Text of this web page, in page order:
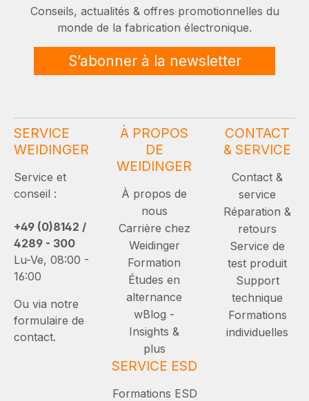
Conseils, actualités & offres promotionnelles du
monde de la fabrication électronique.
S’abonner à la newsletter
SERVICE
WEIDINGER
Service et
conseil :
+49 (0)8142 /
4289 - 300
Lu-Ve, 08:00 -
16:00
Ou via notre
formulaire de
contact.
À PROPOS
DE
WEIDINGER
À propos de
nous
Carrière chez
Weidinger
Formation
Études en
alternance
wBlog -
Insights &
plus
CONTACT
& SERVICE
Contact &
service
Réparation &
retours
Service de
test produit
Support
technique
Formations
individuelles
SERVICE ESD
Formations ESD